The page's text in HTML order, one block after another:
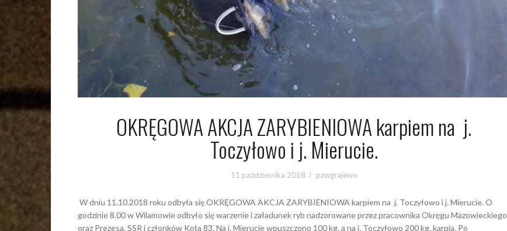
OKRĘGOWA AKCJA ZARYBIENIOWA karpiem na j.
Toczyłowo i j. Mierucie.
11 października 2018 pzwgrajewo
W dniu 11.10.2018 roku odbyła się OKRĘGOWA AKCJA ZARYBIENIOWA karpiem na j. Toczyłowo i j. Mierucie. O
godzinie 8.00 w Wilamowie odbyło się warzenie i załadunek ryb nadzorowane przez pracownika Okręgu Mazowieckiego
oraz Prezesa, SSR i członków Koła 83. Na j. Mierucie wpuszczono 100 kg. a na j. Toczyłowo 200 kg. karpia. Po